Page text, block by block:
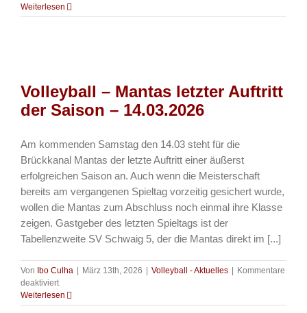
Volleyball
–
1
beendet
Spielzeit
Weiterlesen
Volleyball – Mantas letzter Auftritt
der Saison – 14.03.2026
Am kommenden Samstag den 14.03 steht für die
Brückkanal Mantas der letzte Auftritt einer äußerst
erfolgreichen Saison an. Auch wenn die Meisterschaft
bereits am vergangenen Spieltag vorzeitig gesichert wurde,
wollen die Mantas zum Abschluss noch einmal ihre Klasse
zeigen. Gastgeber des letzten Spieltags ist der
Tabellenzweite SV Schwaig 5, der die Mantas direkt im [...]
Von Ibo Culha März 13th, 2026 Volleyball - Aktuelles
Kommentare
deaktiviertfür
Volleyball
–
Weiterlesen